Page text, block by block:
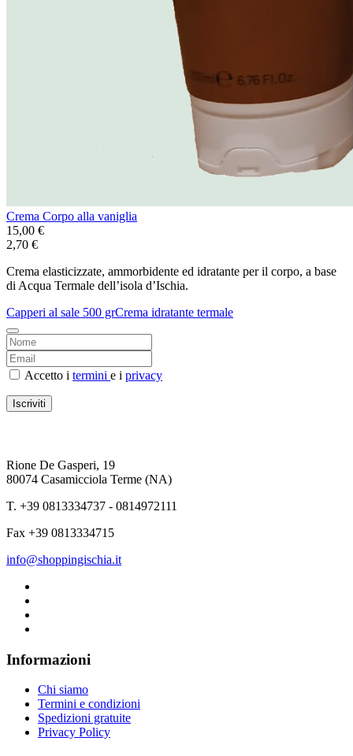
Crema Corpo alla vaniglia
15,00 €
2,70 €
Crema elasticizzate, ammorbidente ed idratante per il corpo, a base
di Acqua Termale dell’isola d’Ischia.
Capperi al sale 500 grCrema idratante termale
Accetto i termini e i privacy
Iscriviti
Rione De Gasperi, 19
80074 Casamicciola Terme (NA)
T. +39 0813334737 - 0814972111
Fax +39 0813334715
info@shoppingischia.it
Informazioni
Chi siamo
Termini e condizioni
Spedizioni gratuite
Privacy Policy